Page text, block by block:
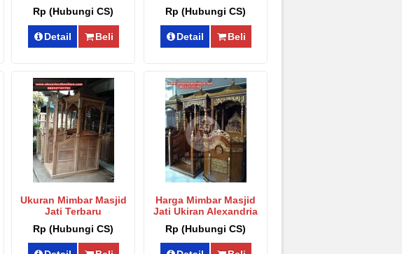
Rp (Hubungi CS)
Detail Beli
Rp (Hubungi CS)
Detail Beli
Ukuran Mimbar Masjid
Jati Terbaru
Rp (Hubungi CS)
Harga Mimbar Masjid
Jati Ukiran Alexandria
Rp (Hubungi CS)